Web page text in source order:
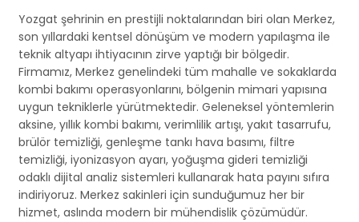
Yozgat şehrinin en prestijli noktalarından biri olan Merkez,
son yıllardaki kentsel dönüşüm ve modern yapılaşma ile
teknik altyapı ihtiyacının zirve yaptığı bir bölgedir.
Firmamız, Merkez genelindeki tüm mahalle ve sokaklarda
kombi bakımı operasyonlarını, bölgenin mimari yapısına
uygun tekniklerle yürütmektedir. Geleneksel yöntemlerin
aksine, yıllık kombi bakımı, verimlilik artışı, yakıt tasarrufu,
brülör temizliği, genleşme tankı hava basımı, filtre
temizliği, iyonizasyon ayarı, yoğuşma gideri temizliği
odaklı dijital analiz sistemleri kullanarak hata payını sıfıra
indiriyoruz. Merkez sakinleri için sunduğumuz her bir
hizmet, aslında modern bir mühendislik çözümüdür.